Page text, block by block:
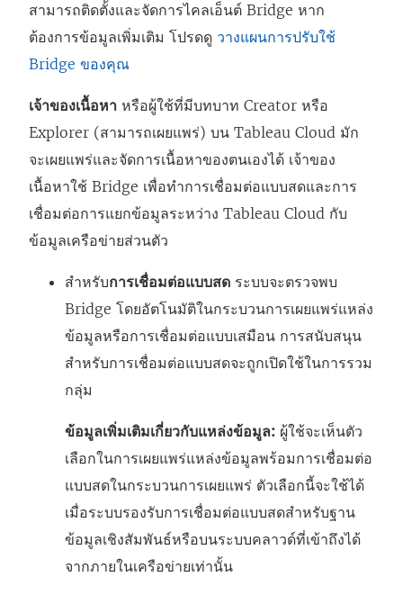
สามารถติดตั้งและจัดการไคลเอ็นต์ Bridge หาก
ต้องการข้อมูลเพิ่มเติม โปรดดู วางแผนการปรับใช้
Bridge ของคุณ
เจ้าของเนื้อหา หรือผู้ใช้ที่มีบทบาท Creator หรือ
Explorer (สามารถเผยแพร่) บน Tableau Cloud มัก
จะเผยแพร่และจัดการเนื้อหาของตนเองได้ เจ้าของ
เนื้อหาใช้ Bridge เพื่อทำการเชื่อมต่อแบบสดและการ
เชื่อมต่อการแยกข้อมูลระหว่าง Tableau Cloud กับ
ข้อมูลเครือข่ายส่วนตัว
สำหรับการเชื่อมต่อแบบสด ระบบจะตรวจพบ
Bridge โดยอัตโนมัติในกระบวนการเผยแพร่แหล่ง
ข้อมูลหรือการเชื่อมต่อแบบเสมือน การสนับสนุน
สำหรับการเชื่อมต่อแบบสดจะถูกเปิดใช้ในการรวม
กลุ่ม
ข้อมูลเพิ่มเติมเกี่ยวกับแหล่งข้อมูล: ผู้ใช้จะเห็นตัว
เลือกในการเผยแพร่แหล่งข้อมูลพร้อมการเชื่อมต่อ
แบบสดในกระบวนการเผยแพร่ ตัวเลือกนี้จะใช้ได้
เมื่อระบบรองรับการเชื่อมต่อแบบสดสำหรับฐาน
ข้อมูลเชิงสัมพันธ์หรือบนระบบคลาวด์ที่เข้าถึงได้
จากภายในเครือข่ายเท่านั้น